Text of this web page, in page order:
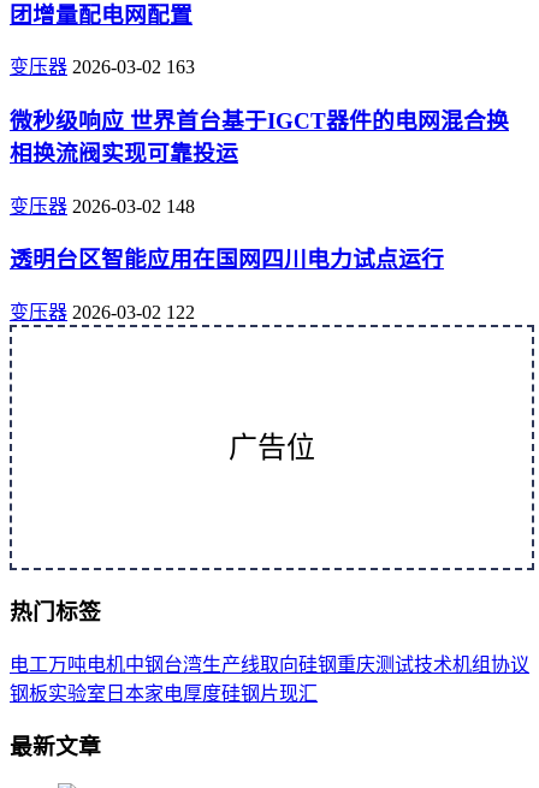
团增量配电网配置
变压器 2026-03-02 163
微秒级响应 世界首台基于IGCT器件的电网混合换
相换流阀实现可靠投运
变压器 2026-03-02 148
透明台区智能应用在国网四川电力试点运行
变压器 2026-03-02 122
广告位
热门标签
电工万吨电机中钢台湾生产线取向硅钢重庆测试技术机组协议
钢板实验室 日本家电厚度硅钢片现汇
最新文章